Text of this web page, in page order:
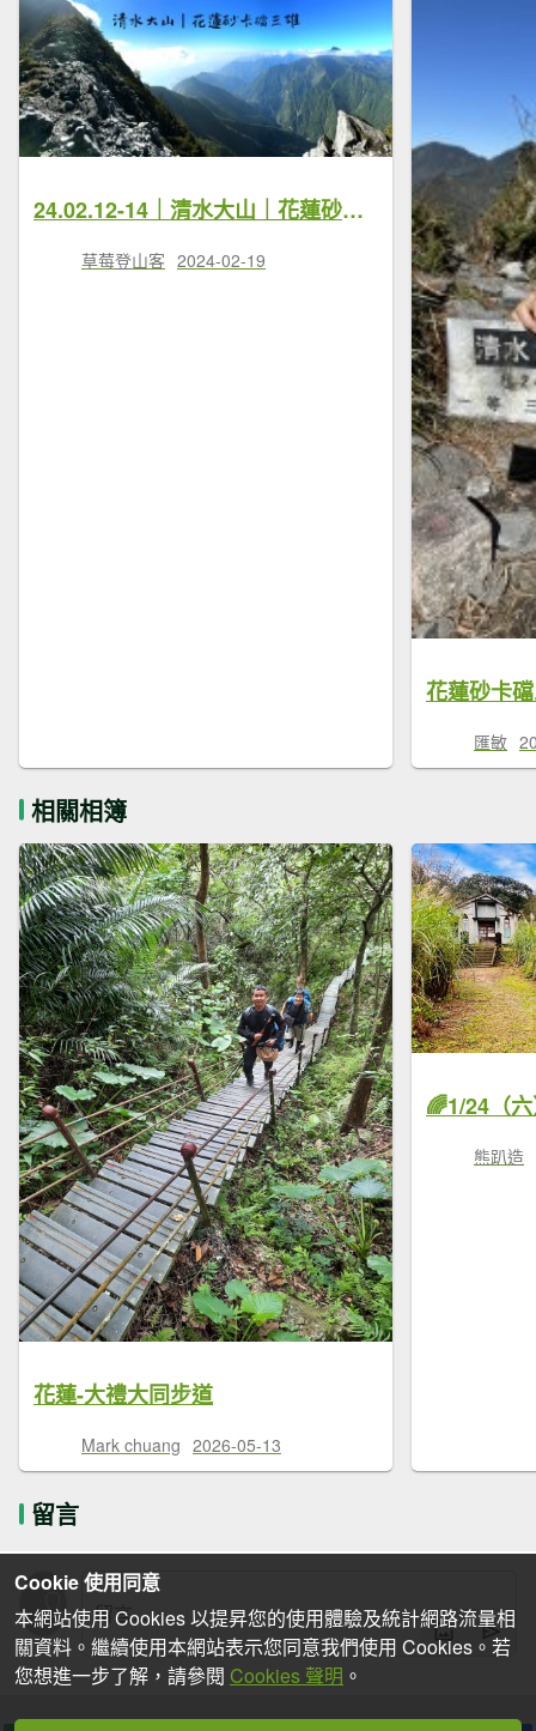
24.02.12-14｜清水大山｜花蓮砂卡礑三雄｜全網最詳細資料，看這篇就可以了
草莓登山客 2024-02-19
匯敏
相關相簿
花蓮-大禮大同步道
Mark chuang 2026-05-13
熊趴造
留言
Cookie 使用同意
本網站使用 Cookies 以提昇您的使用體驗及統計網路流量相
關資料。繼續使用本網站表示您同意我們使用 Cookies。若
您想進一步了解，請參閱 Cookies 聲明 。